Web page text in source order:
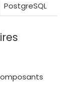
PostgreSQL